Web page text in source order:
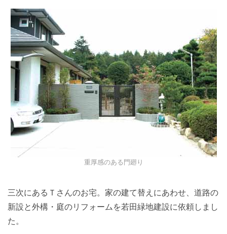
重厚感のある門廻り
三次にあるＴさんのお宅。家の建て替えにあわせ、道路の
新設と外構・庭のリフォームを若田緑地建設に依頼しまし
た。